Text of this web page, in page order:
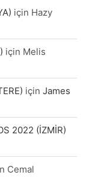
için Hazy
için Melis
için James
2022 (İZMİR)
Cemal